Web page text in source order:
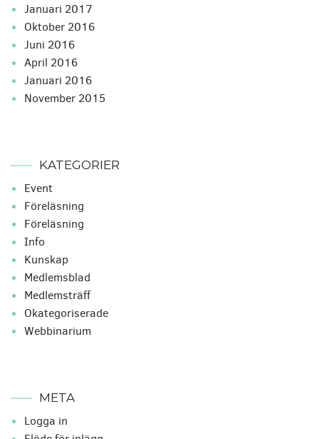
januari 2017
oktober 2016
juni 2016
april 2016
januari 2016
november 2015
KATEGORIER
Event
Föreläsning
Föreläsning
Info
Kunskap
Medlemsblad
Medlemsträff
Okategoriserade
Webbinarium
META
Logga in